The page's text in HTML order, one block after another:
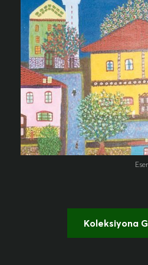
Koleksiyona